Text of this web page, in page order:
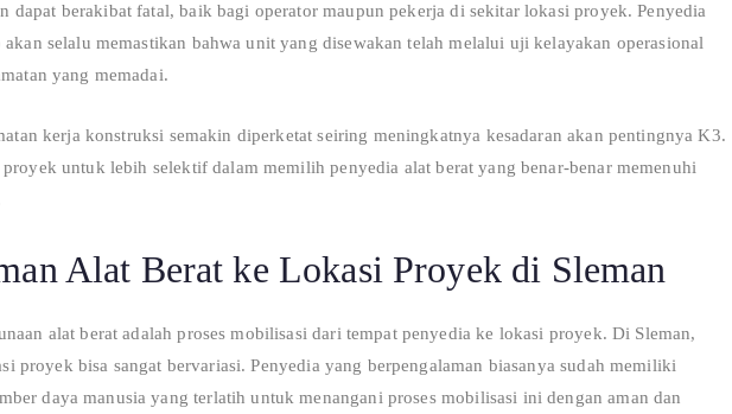
dapat berakibat fatal, baik bagi operator maupun pekerja di sekitar lokasi proyek. Penyedia
selalu memastikan bahwa unit yang disewakan telah melalui uji kelayakan operasional
yang memadai.
kerja konstruksi semakin diperketat seiring meningkatnya kesadaran akan pentingnya K3.
untuk lebih selektif dalam memilih penyedia alat berat yang benar-benar memenuhi
Alat Berat ke Lokasi Proyek di Sleman
alat berat adalah proses mobilisasi dari tempat penyedia ke lokasi proyek. Di Sleman,
proyek bisa sangat bervariasi. Penyedia yang berpengalaman biasanya sudah memiliki
daya manusia yang terlatih untuk menangani proses mobilisasi ini dengan aman dan